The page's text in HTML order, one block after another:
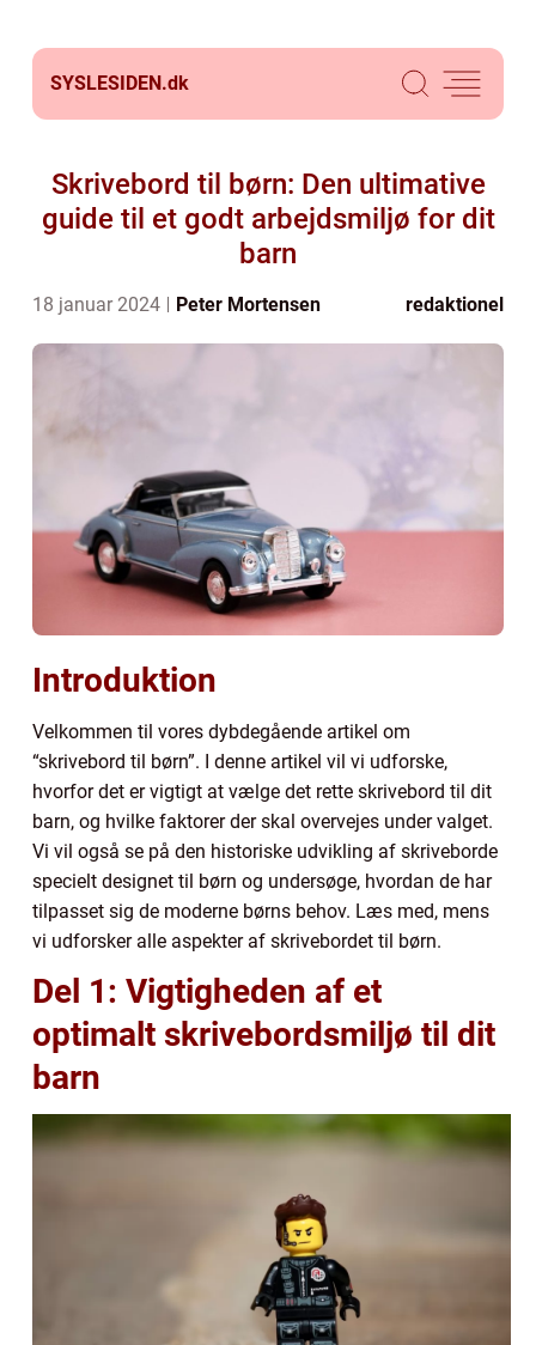
SYSLESIDEN.dk
Skrivebord til børn: Den ultimative
guide til et godt arbejdsmiljø for dit
barn
18 januar 2024 Peter Mortensen redaktionel
Introduktion
Velkommen til vores dybdegående artikel om
“skrivebord til børn”. I denne artikel vil vi udforske,
hvorfor det er vigtigt at vælge det rette skrivebord til dit
barn, og hvilke faktorer der skal overvejes under valget.
Vi vil også se på den historiske udvikling af skriveborde
specielt designet til børn og undersøge, hvordan de har
tilpasset sig de moderne børns behov. Læs med, mens
vi udforsker alle aspekter af skrivebordet til børn.
Del 1: Vigtigheden af et
optimalt skrivebordsmiljø til dit
barn